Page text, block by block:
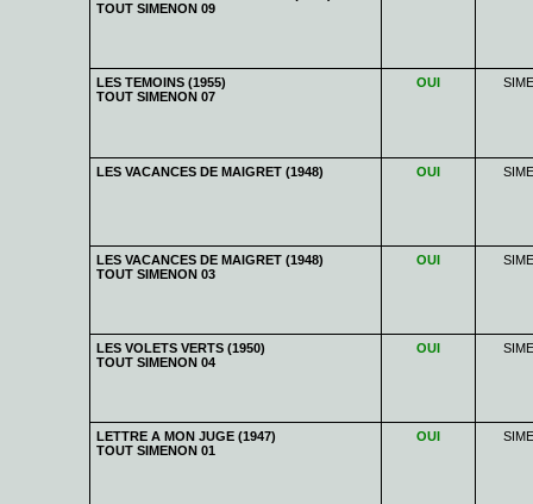
TOUT SIMENON 09
LES TEMOINS (1955)
TOUT SIMENON 07
OUI
LES VACANCES DE MAIGRET (1948) OUI
LES VACANCES DE MAIGRET (1948)
TOUT SIMENON 03
OUI
LES VOLETS VERTS (1950)
TOUT SIMENON 04
OUI
LETTRE A MON JUGE (1947)
TOUT SIMENON 01
OUI